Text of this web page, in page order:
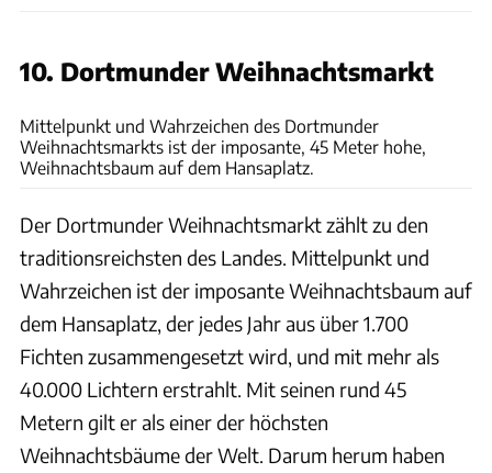
10. Dortmunder Weihnachtsmarkt
Dortmunder Weihnachtsmarkt
Mittelpunkt und Wahrzeichen des Dortmunder
Weihnachtsmarkts ist der imposante, 45 Meter hohe,
Weihnachtsbaum auf dem Hansaplatz.
Der Dortmunder Weihnachtsmarkt zählt zu den
traditionsreichsten des Landes. Mittelpunkt und
Wahrzeichen ist der imposante Weihnachtsbaum auf
dem Hansaplatz, der jedes Jahr aus über 1.700
Fichten zusammengesetzt wird, und mit mehr als
40.000 Lichtern erstrahlt. Mit seinen rund 45
Metern gilt er als einer der höchsten
Weihnachtsbäume der Welt. Darum herum haben